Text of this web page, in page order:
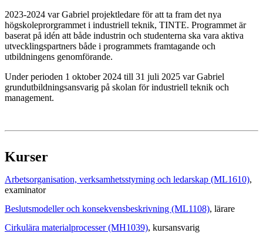
2023-2024 var Gabriel projektledare för att ta fram det nya
högskoleprorgrammet i industriell teknik, TINTE. Programmet är
baserat på idén att både industrin och studenterna ska vara aktiva
utvecklingspartners både i programmets framtagande och
utbildningens genomförande.
Under perioden 1 oktober 2024 till 31 juli 2025 var Gabriel
grundutbildningsansvarig på skolan för industriell teknik och
management.
Kurser
Arbetsorganisation, verksamhetsstyrning och ledarskap (ML1610),
examinator
Beslutsmodeller och konsekvensbeskrivning (ML1108), lärare
Cirkulära materialprocesser (MH1039), kursansvarig